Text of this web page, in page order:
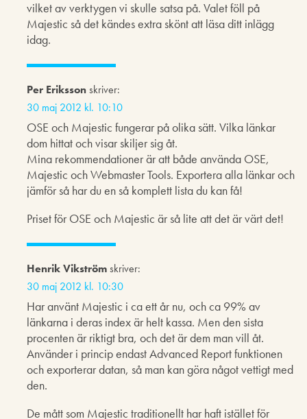
vilket av verktygen vi skulle satsa på. Valet föll på
Majestic så det kändes extra skönt att läsa ditt inlägg
idag.
Per Erikssonskriver:
30 maj 2012 kl. 10:10
OSE och Majestic fungerar på olika sätt. Vilka länkar
dom hittat och visar skiljer sig åt.
Mina rekommendationer är att både använda OSE,
Majestic och Webmaster Tools. Exportera alla länkar och
jämför så har du en så komplett lista du kan få!
Priset för OSE och Majestic är så lite att det är värt det!
Henrik Vikströmskriver:
30 maj 2012 kl. 10:30
Har använt Majestic i ca ett år nu, och ca 99% av
länkarna i deras index är helt kassa. Men den sista
procenten är riktigt bra, och det är dem man vill åt.
Använder i princip endast Advanced Report funktionen
och exporterar datan, så man kan göra något vettigt med
den.
De mått som Majestic traditionellt har haft istället för